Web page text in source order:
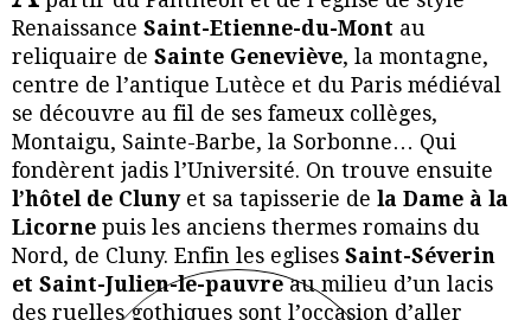
Renaissance Saint-Etienne-du-Mont au
reliquaire de Sainte Geneviève, la montagne,
centre de l’antique Lutèce et du Paris médiéval
se découvre au fil de ses fameux collèges,
Montaigu, Sainte-Barbe, la Sorbonne… Qui
fondèrent jadis l’Université. On trouve ensuite
l’hôtel de Clunyet sa tapisserie de la Dame à la
Licorne puis les anciens thermes romains du
Nord, de Cluny. Enfin les eglises Saint-Séverin
et Saint-Julien-le-pauvreau milieu d’un lacis
des ruelles gothiques sont l’occasion d’aller